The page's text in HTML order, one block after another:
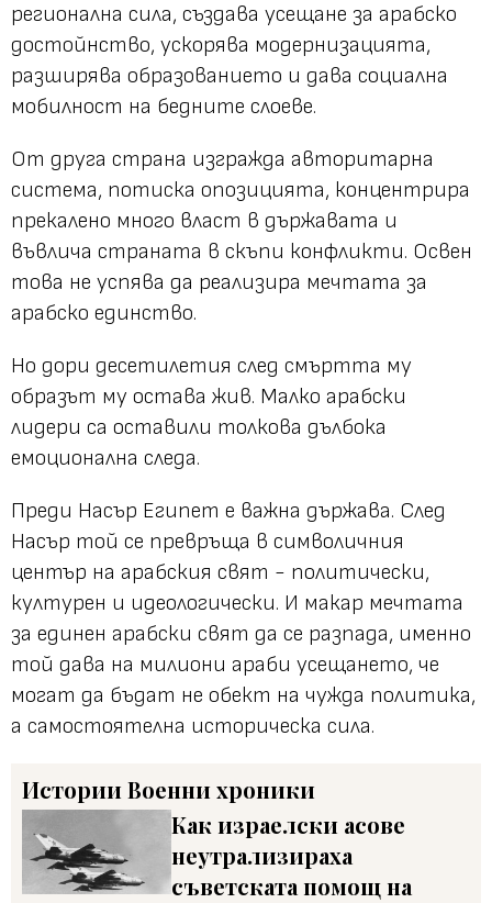
регионална сила, създава усещане за арабско
достойнство, ускорява модернизацията,
разширява образованието и дава социална
мобилност на бедните слоеве.
От друга страна изгражда авторитарна
система, потиска опозицията, концентрира
прекалено много власт в държавата и
въвлича страната в скъпи конфликти. Освен
това не успява да реализира мечтата за
арабско единство.
Но дори десетилетия след смъртта му
образът му остава жив. Малко арабски
лидери са оставили толкова дълбока
емоционална следа.
Преди Насър Египет е важна държава. След
Насър той се превръща в символичния
център на арабския свят - политически,
културен и идеологически. И макар мечтата
за единен арабски свят да се разпада, именно
той дава на милиони араби усещането, че
могат да бъдат не обект на чужда политика,
а самостоятелна историческа сила.
ИсторииВоенни хроники
Как израелски асове
неутрализираха
съветската помощ на